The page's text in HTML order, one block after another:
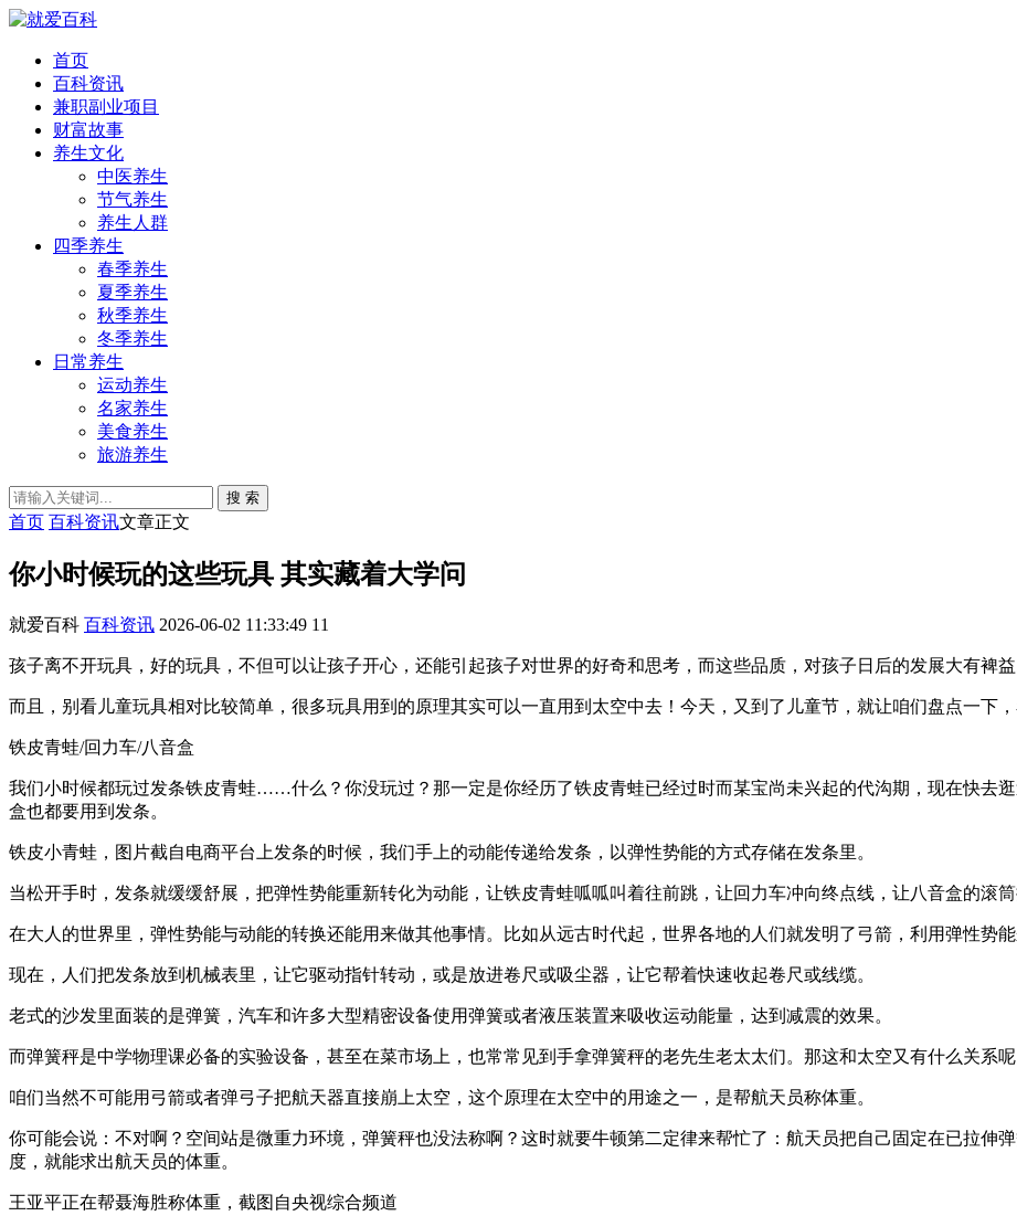
首页
百科资讯
兼职副业项目
财富故事
养生文化
中医养生
节气养生
养生人群
四季养生
春季养生
夏季养生
秋季养生
冬季养生
日常养生
运动养生
名家养生
美食养生
旅游养生
搜 索
首页 百科资讯文章正文
你小时候玩的这些玩具 其实藏着大学问
就爱百科 百科资讯 2026-06-02 11:33:49 11
孩子离不开玩具，好的玩具，不但可以让孩子开心，还能引起孩子对世界的好奇和思考，而这些品质，对孩子日后的发展大有裨益
而且，别看儿童玩具相对比较简单，很多玩具用到的原理其实可以一直用到太空中去！今天，又到了儿童节，就让咱们盘点一下
铁皮青蛙/回力车/八音盒
我们小时候都玩过发条铁皮青蛙……什么？你没玩过？那一定是你经历了铁皮青蛙已经过时而某宝尚未兴起的代沟期，现在快去
盒也都要用到发条。
铁皮小青蛙，图片截自电商平台上发条的时候，我们手上的动能传递给发条，以弹性势能的方式存储在发条里。
当松开手时，发条就缓缓舒展，把弹性势能重新转化为动能，让铁皮青蛙呱呱叫着往前跳，让回力车冲向终点线，让八音盒的滚
在大人的世界里，弹性势能与动能的转换还能用来做其他事情。比如从远古时代起，世界各地的人们就发明了弓箭，利用弹性势能
现在，人们把发条放到机械表里，让它驱动指针转动，或是放进卷尺或吸尘器，让它帮着快速收起卷尺或线缆。
老式的沙发里面装的是弹簧，汽车和许多大型精密设备使用弹簧或者液压装置来吸收运动能量，达到减震的效果。
而弹簧秤是中学物理课必备的实验设备，甚至在菜市场上，也常常见到手拿弹簧秤的老先生老太太们。那这和太空又有什么关系呢
咱们当然不可能用弓箭或者弹弓子把航天器直接崩上太空，这个原理在太空中的用途之一，是帮航天员称体重。
你可能会说：不对啊？空间站是微重力环境，弹簧秤也没法称啊？这时就要牛顿第二定律来帮忙了：航天员把自己固定在已拉伸
度，就能求出航天员的体重。
王亚平正在帮聂海胜称体重，截图自央视综合频道